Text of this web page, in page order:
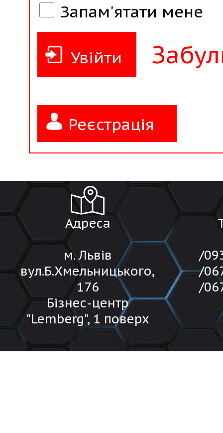
Запам'ятати мене
Реєстрація
Адреса
м. Львів
вул.Б.Хмельницького,
176
Бізнес-центр
"Lemberg", 1 поверх
/
/
/